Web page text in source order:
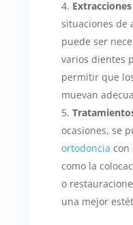
situaciones de
puede ser
varios dientes
permitir que
muevan
ocasiones, se
ortodoncia con
como la
o
una mejor